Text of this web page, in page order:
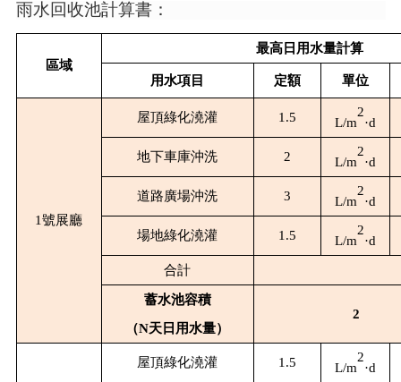
雨水回收池計算書：
區域
最高日用水量計算
用水項目 定額 單位
1號展廳
屋頂綠化澆灌 1.5 L/m
2
·d
地下車庫沖洗 2 L/m
2
·d
道路廣場沖洗 3 L/m
2
·d
場地綠化澆灌 1.5 L/m
2
·d
合計
蓄水池容積
（N天日用水量）
2
屋頂綠化澆灌 1.5 L/m
2
·d